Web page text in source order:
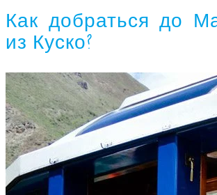
Как добраться до
из Куско?